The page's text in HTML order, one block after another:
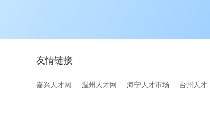
友情链接
嘉兴人才网 温州人才网 海宁人才市场 台州人才